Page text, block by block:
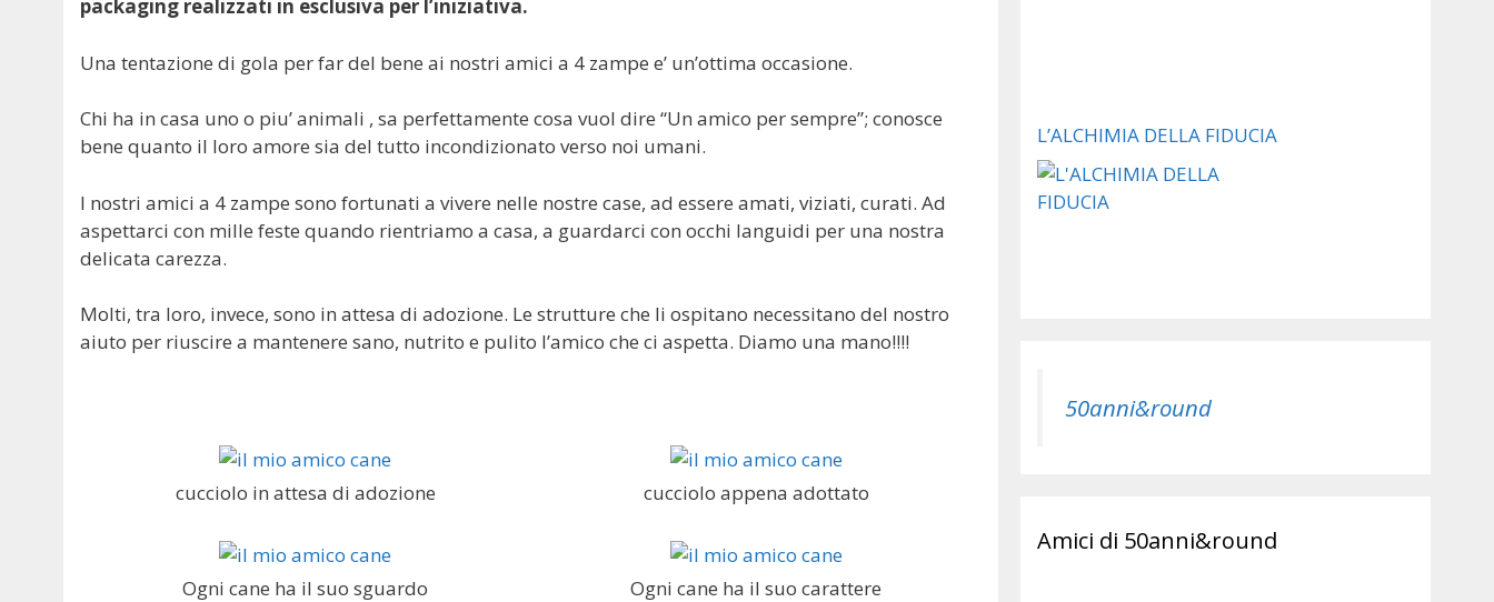
packaging realizzati in esclusiva per l’iniziativa.
Una tentazione di gola per far del bene ai nostri amici a 4 zampe e’ un’ottima occasione.
Chi ha in casa uno o piu’ animali , sa perfettamente cosa vuol dire “Un amico per sempre”; conosce
bene quanto il loro amore sia del tutto incondizionato verso noi umani.
I nostri amici a 4 zampe sono fortunati a vivere nelle nostre case, ad essere amati, viziati, curati. Ad
aspettarci con mille feste quando rientriamo a casa, a guardarci con occhi languidi per una nostra
delicata carezza.
Molti, tra loro, invece, sono in attesa di adozione. Le strutture che li ospitano necessitano del nostro
aiuto per riuscire a mantenere sano, nutrito e pulito l’amico che ci aspetta. Diamo una mano!!!!
cucciolo in attesa di adozione cucciolo appena adottato
Ogni cane ha il suo sguardo Ogni cane ha il suo carattere
L’ALCHIMIA DELLA FIDUCIA
50anni&round
Amici di 50anni&round